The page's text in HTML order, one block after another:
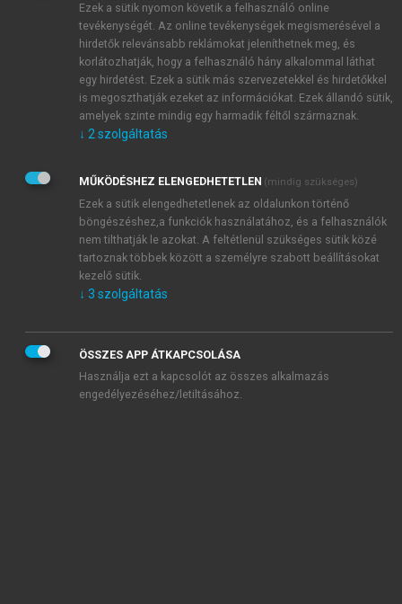
JELSZÓ ÚJRA
Kérek értesítést a MeRSZ újdonságairól, akcióiról.
Kérek értesítést az Akadémiai Kiadó Zrt. újdonságairól,
Adatkezelési tájékoztatóbanfoglaltakat tudomásul
veszem és elfogadom.
Általános vásárlási feltételeket, valamint a szotar.netés a
mersz.huoldalak licencszerződéseiben foglaltakat
tudomásul veszem és elfogadom.
KIPRÓBÁLOM
Ezek a sütik nyomon követik a felhasználó online
tevékenységét. Az online tevékenységek megismerésével a
hirdetők relevánsabb reklámokat jeleníthetnek meg, és
korlátozhatják, hogy a felhasználó hány alkalommal láthat
egy hirdetést. Ezek a sütik más szervezetekkel és hirdetőkkel
is megoszthatják ezeket az információkat. Ezek állandó sütik,
amelyek szinte mindig egy harmadik féltől származnak.
↓ 2 szolgáltatás
MŰKÖDÉSHEZ ELENGEDHETETLEN (mindig szükséges)
Ezek a sütik elengedhetetlenek az oldalunkon történő
böngészéshez,a funkciók használatához, és a felhasználók
nem tilthatják le azokat. A feltétlenül szükséges sütik közé
tartoznak többek között a személyre szabott beállításokat
kezelő sütik.
↓ 3 szolgáltatás
ÖSSZES APP ÁTKAPCSOLÁSA
Használja ezt a kapcsolót az összes alkalmazás
engedélyezéséhez/letiltásához.